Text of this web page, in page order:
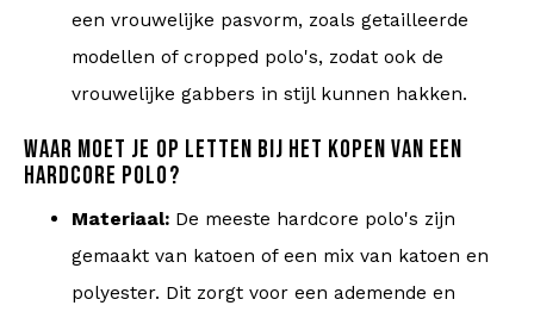
een vrouwelijke pasvorm, zoals getailleerde
modellen of cropped polo's, zodat ook de
vrouwelijke gabbers in stijl kunnen hakken.
WAAR MOET JE OP LETTEN BIJ HET KOPEN VAN EEN
HARDCORE POLO?
Materiaal: De meeste hardcore polo's zijn
gemaakt van katoen of een mix van katoen en
polyester. Dit zorgt voor een ademende en